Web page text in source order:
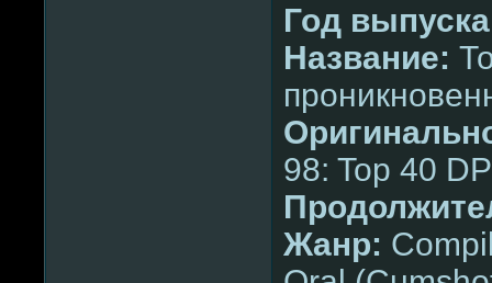
Год
Название:
98: Top 40
Жанр: